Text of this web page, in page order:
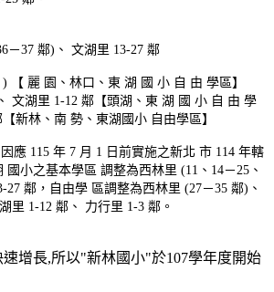
－37 鄰)、 文湖里 13-27 鄰
【 麗 園、林口、東 湖 國 小 自 由 學區】
文湖里 1-12 鄰【頭湖、東 湖 國 小 自 由 學
新林、南 勢、東湖國小 自由學區】
因應 115 年 7 月 1 日前實施之新北 市 114 年轄
小之基本學區 調整為西林里 (11、14－25、
27 鄰，自由學 區調整為西林里 (27－35 鄰)、
里 1-12 鄰、 力行里 1-3 鄰。
增長,所以"新林國小"於107學年度開始